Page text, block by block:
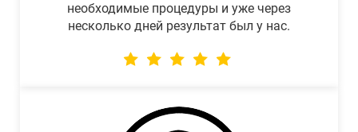
необходимые процедуры и уже через
несколько дней результат был у нас.